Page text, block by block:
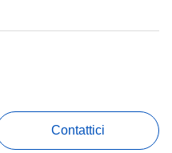
Contattici